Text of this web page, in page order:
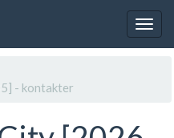
- kontakter